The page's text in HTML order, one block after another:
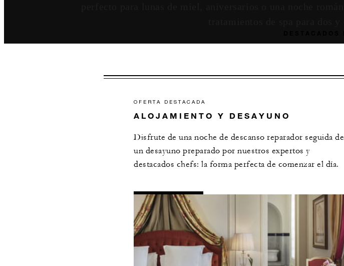
OFERTA DESTACADA
ALOJAMIENTO Y DESAYUNO
Disfrute de una noche de descanso reparador seguida de
un desayuno preparado por nuestros expertos y
destacados chefs: la forma perfecta de comenzar el día.
DETALLES